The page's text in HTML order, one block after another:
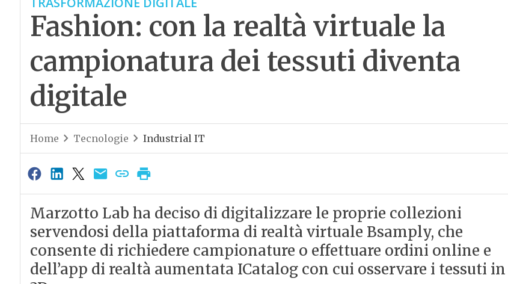
Fashion: con la realtà virtuale la
campionatura dei tessuti diventa
digitale
Home Tecnologie Industrial IT
Marzotto Lab ha deciso di digitalizzare le proprie collezioni
servendosi della piattaforma di realtà virtuale Bsamply, che
consente di richiedere campionature o effettuare ordini online e
dell’app di realtà aumentata ICatalog con cui osservare i tessuti in